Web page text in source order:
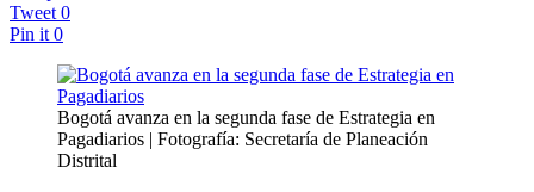
Tweet 0
Pin it 0
Bogotá avanza en la segunda fase de Estrategia en
Pagadiarios | Fotografía: Secretaría de Planeación
Distrital